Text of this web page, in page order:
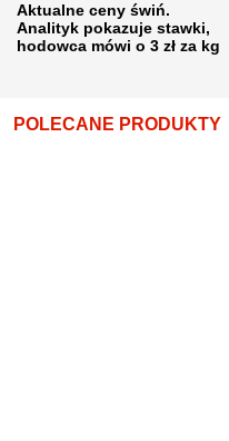
Aktualne ceny świń.
Analityk pokazuje stawki,
hodowca mówi o 3 zł za kg
POLECANE PRODUKTY